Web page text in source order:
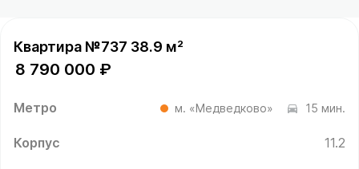
Квартира №737 38.9 м²
8 790 000 ₽
Метро м. «Медведково» 15 мин.
Корпус 11.2